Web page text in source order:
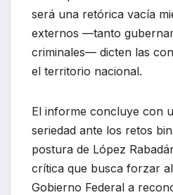
será una retórica vacía
externos —tanto
criminales— dicten las
el territorio nacional.
El informe concluye con
seriedad ante los retos
postura de López
crítica que busca forzar
Gobierno Federal a